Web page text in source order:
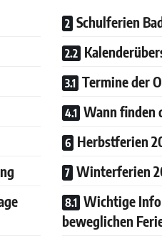
Schulferien
Termine der
Wann finden
Herbstferien
Winterferien
Wichtige
beweglichen